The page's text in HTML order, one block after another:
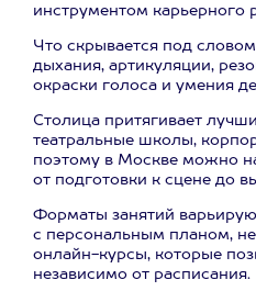
инструментом карьерного
Что скрывается под
дыхания, артикуляции,
окраски голоса и умения
Столица притягивает
театральные школы,
поэтому в Москве можно
от подготовки к сцене до
Форматы занятий
с персональным планом,
онлайн-курсы, которые
независимо от расписания.